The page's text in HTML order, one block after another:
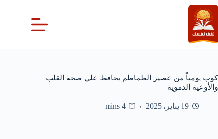
التجاوز
إلى
المحتوى
كوب يومياً من عصير الطماطم يحافظ علي صحة القلب
والأوعية الدموية
19 يناير، 2025 4 mins